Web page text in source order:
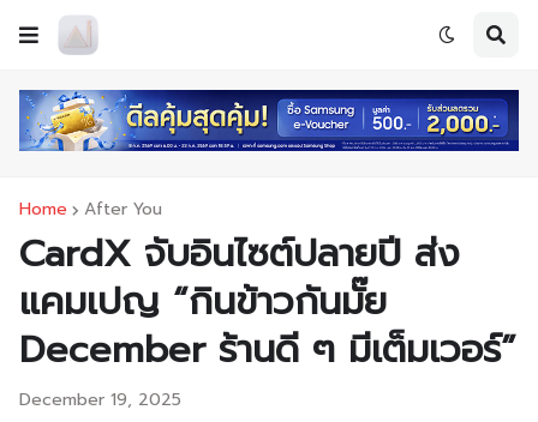
Home After You
CardX จับอินไซต์ปลายปี ส่ง
แคมเปญ “กินข้าวกันมั๊ย
December ร้านดี ๆ มีเต็มเวอร์”
December 19, 2025